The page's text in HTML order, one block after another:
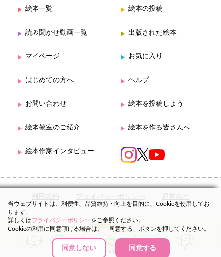
絵本一覧 絵本の投稿
読み聞かせ動画一覧 出版された絵本
マイページ お気に入り
はじめての方へ ヘルプ
お問い合わせ 絵本を投稿しよう
絵本教室のご紹介 絵本を作る皆さんへ
絵本作家インタビュー
利用規約 プライバシーポリシー 運営会社
当ウェブサイトは、利便性、品質維持・向上を目的に、Cookieを使用してお
ります。
詳しくはプライバシーポリシーをご参照ください。
Cookieの利用に同意頂ける場合は、「同意する」ボタンを押してください。
同意しない 同意する